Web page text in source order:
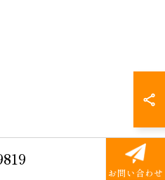
お問い合わせ